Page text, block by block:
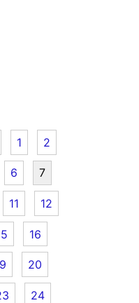
1 2
6 7
11 12
16
20
24